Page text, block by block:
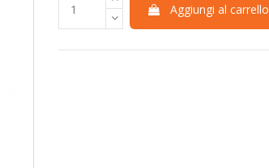
Aggiungi al carrello